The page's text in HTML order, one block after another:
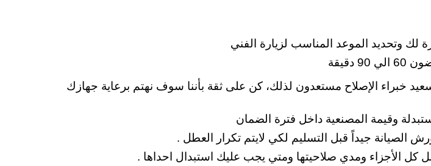
لك وتحديد الموعد المناسب لزيارة الفني
خبراء الإصلاح مستعدون لذلك، كن على ثقة بأننا سوف نهتم برعاية جهازك
الصيانة جيداً قبل التسليم لكي لايتم تكرار العطل .
كل الأجزاء ومدي صلاحيتها ومتي يجب عليك استبدال احداها .